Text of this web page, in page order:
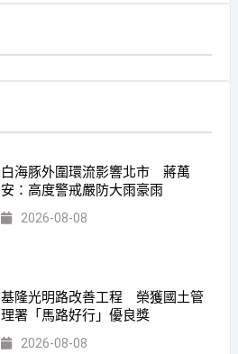
白海豚外圍環流影響北市 蔣萬
安：高度警戒嚴防大雨豪雨
2026-08-08
基隆光明路改善工程 榮獲國土管
理署「馬路好行」優良獎
2026-08-08